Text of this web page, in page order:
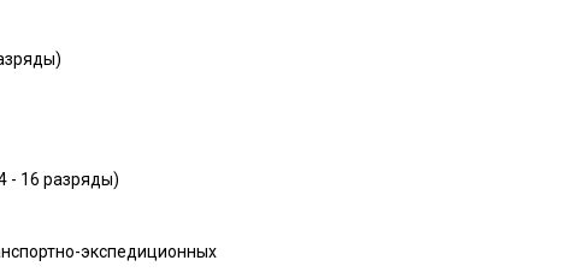
- 16 разряды)
экспедиционных